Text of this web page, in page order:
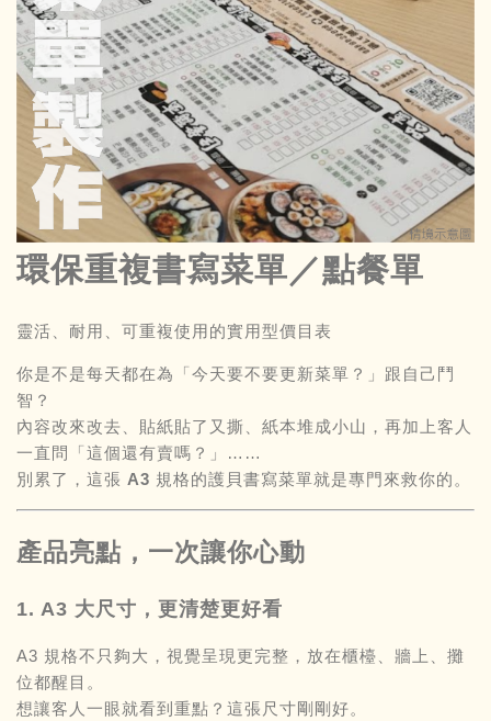
環保重複書寫菜單／點餐單
靈活、耐用、可重複使用的實用型價目表
你是不是每天都在為「今天要不要更新菜單？」跟自己鬥
智？
內容改來改去、貼紙貼了又撕、紙本堆成小山，再加上客人
一直問「這個還有賣嗎？」……
別累了，這張 A3 規格的護貝書寫菜單就是專門來救你的。
產品亮點，一次讓你心動
1. A3 大尺寸，更清楚更好看
A3 規格不只夠大，視覺呈現更完整，放在櫃檯、牆上、攤
位都醒目。
想讓客人一眼就看到重點？這張尺寸剛剛好。